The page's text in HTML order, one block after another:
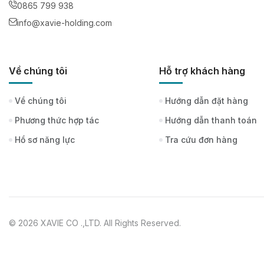
0865 799 938
info@xavie-holding.com
Về chúng tôi
Về chúng tôi
Phương thức hợp tác
Hồ sơ năng lực
Hỗ trợ khách hàng
Hướng dẫn đặt hàng
Hướng dẫn thanh toán
Tra cứu đơn hàng
© 2026 XAVIE CO .,LTD. All Rights Reserved.